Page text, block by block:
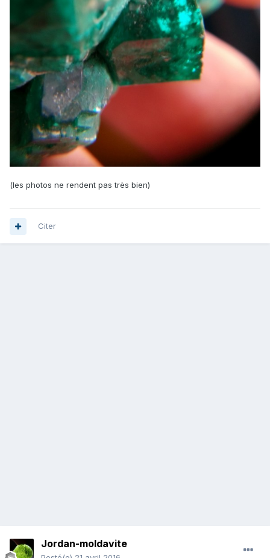
(les photos ne rendent pas très bien)
Citer
Jordan-moldavite